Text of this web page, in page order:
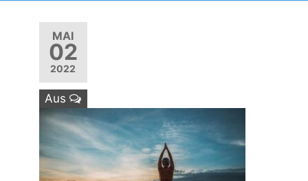
MAI
02
2022
Aus